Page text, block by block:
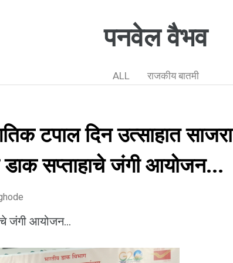
पनवेल वैभव
ALL राजकीय बातमी
टपाल दिन उत्साहात साजरा
डाक सप्ताहाचे जंगी आयोजन...
जंगी आयोजन...